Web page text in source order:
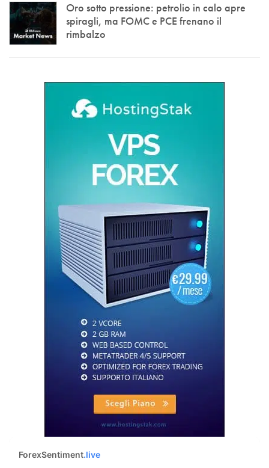
Oro sotto pressione: petrolio in calo apre
spiragli, ma FOMC e PCE frenano il
rimbalzo
ForexSentiment.live